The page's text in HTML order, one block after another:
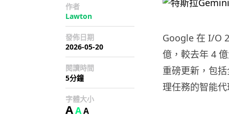
作者
Lawton
發佈日期
2026-05-20
閱讀時間
5分鐘
字體大小
AAA
Google 在 I/O
億，較去年 4
重磅更新，包
理任務的智能